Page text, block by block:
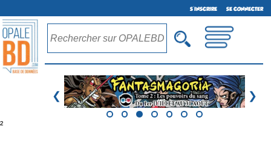
S'INSCRIRE SE CONNECTER
❮ ❯
²